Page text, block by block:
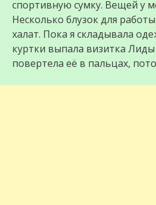
спортивную сумку. Вещей у
Несколько блузок для
халат. Пока я складывала
куртки выпала визитка
повертела её в пальцах,